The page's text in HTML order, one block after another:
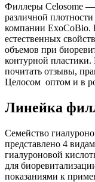
Филлеры Celosome —
различной
компании ExoCoBio.
естественных
объемов при
контурной
почитать отзывы,
Целосом оптом и в
Линейка
Семейство
представлено 4
гиалуроновой
для
показаниями к